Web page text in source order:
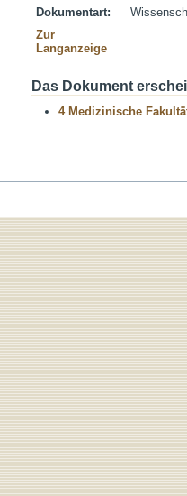
Dokumentart:
Zur
Langanzeige
Das Dokument
4 Medizinische